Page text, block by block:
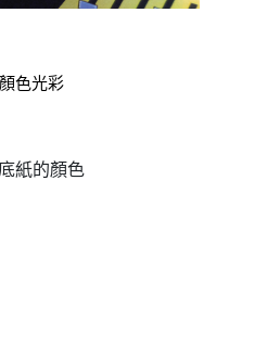
色光彩
紙的顏色